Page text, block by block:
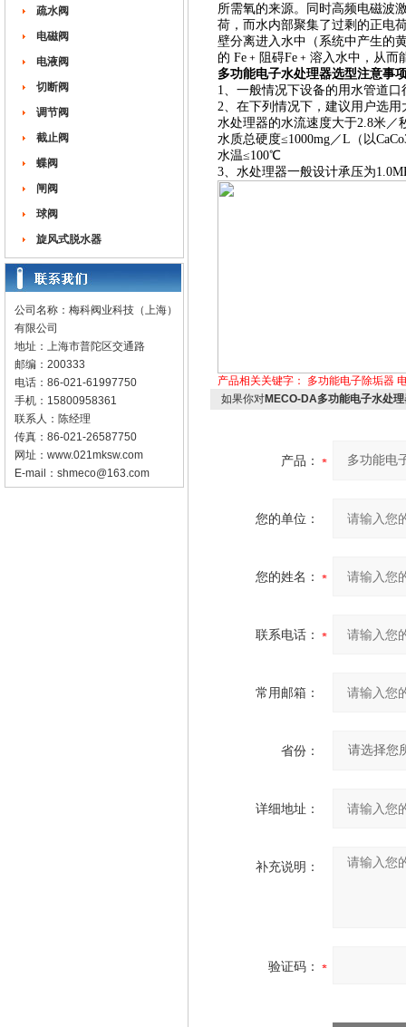
疏水阀
电磁阀
电液阀
切断阀
调节阀
截止阀
蝶阀
闸阀
球阀
旋风式脱水器
公司名称：梅科阀业科技（上海）
有限公司
地址：上海市普陀区交通路
邮编：200333
电话：86-021-61997750
手机：15800958361
联系人：陈经理
传真：86-021-26587750
网址： www.021mksw.com
E-mail： shmeco@163.com
所需氧的来源。同时高频电磁波
荷，而水内部聚集了过剩的正电
壁分离进入水中（系统中产生的
的 Fe﹢阻碍Fe﹢溶入水中，从而
多功能电子水处理器选型注意事
1、一般情况下设备的用水管道
2、在下列情况下，建议用户选
水处理器的水流速度大于2.8米／
水质总硬度≤1000mg／L（以
水温≤100℃
3、水处理器一般设计承压为
产品相关关键字： 多功能电子除垢器
如果你对MECO-DA多功能电子水处
产品：
您的单位：
您的姓名：
联系电话：
常用邮箱：
省份：
详细地址：
补充说明：
验证码：